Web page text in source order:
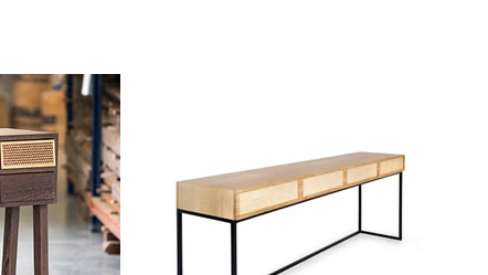
Mónica Chantre